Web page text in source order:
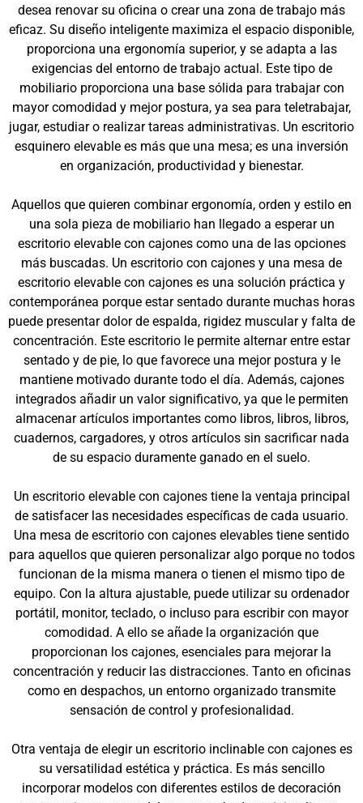
desea renovar su oficina o crear una zona de trabajo más
eficaz. Su diseño inteligente maximiza el espacio disponible,
proporciona una ergonomía superior, y se adapta a las
exigencias del entorno de trabajo actual. Este tipo de
mobiliario proporciona una base sólida para trabajar con
mayor comodidad y mejor postura, ya sea para teletrabajar,
jugar, estudiar o realizar tareas administrativas. Un escritorio
esquinero elevable es más que una mesa; es una inversión
en organización, productividad y bienestar.
Aquellos que quieren combinar ergonomía, orden y estilo en
una sola pieza de mobiliario han llegado a esperar un
escritorio elevable con cajones como una de las opciones
más buscadas. Un escritorio con cajones y una mesa de
escritorio elevable con cajones es una solución práctica y
contemporánea porque estar sentado durante muchas horas
puede presentar dolor de espalda, rigidez muscular y falta de
concentración. Este escritorio le permite alternar entre estar
sentado y de pie, lo que favorece una mejor postura y le
mantiene motivado durante todo el día. Además, cajones
integrados añadir un valor significativo, ya que le permiten
almacenar artículos importantes como libros, libros, libros,
cuadernos, cargadores, y otros artículos sin sacrificar nada
de su espacio duramente ganado en el suelo.
Un escritorio elevable con cajones tiene la ventaja principal
de satisfacer las necesidades específicas de cada usuario.
Una mesa de escritorio con cajones elevables tiene sentido
para aquellos que quieren personalizar algo porque no todos
funcionan de la misma manera o tienen el mismo tipo de
equipo. Con la altura ajustable, puede utilizar su ordenador
portátil, monitor, teclado, o incluso para escribir con mayor
comodidad. A ello se añade la organización que
proporcionan los cajones, esenciales para mejorar la
concentración y reducir las distracciones. Tanto en oficinas
como en despachos, un entorno organizado transmite
sensación de control y profesionalidad.
Otra ventaja de elegir un escritorio inclinable con cajones es
su versatilidad estética y práctica. Es más sencillo
incorporar modelos con diferentes estilos de decoración